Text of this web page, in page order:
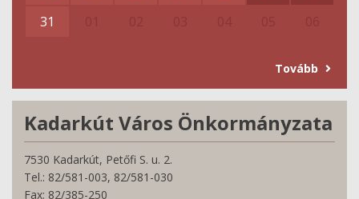
31
Tovább
Kadarkút Város Önkormányzata
7530 Kadarkút, Petőfi S. u. 2.
Tel.: 82/581-003, 82/581-030
Fax: 82/385-250